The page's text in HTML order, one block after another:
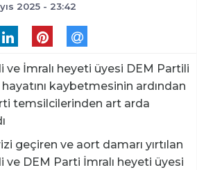
2025 - 23:42
ve İmralı heyeti üyesi DEM Partili
hayatını kaybetmesinin ardından
temsilcilerinden art arda
geçiren ve aort damarı yırtılan
ve DEM Parti İmralı heyeti üyesi